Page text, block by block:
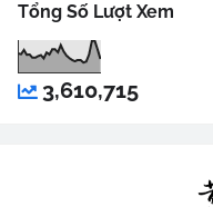
Tổng Số Lượt Xem
3,610,715